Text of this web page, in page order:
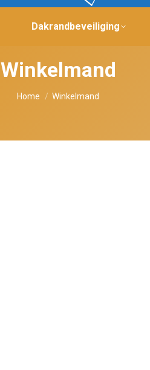
Dakrandbeveiliging
Winkelmand
Je bent hier:
Home Winkelmand